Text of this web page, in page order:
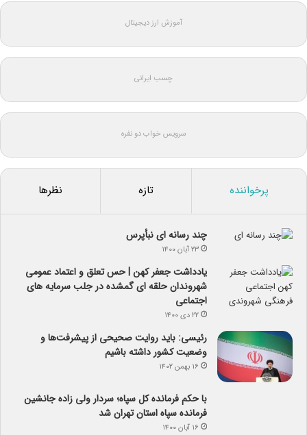
آموزش ارز دیجیتال
چسب ایرانی
سرویس خواب دو نفره
پرخواننده تازه نظرها
چند رسانه ای نبأپرس
۲۳ آبان ۱۴۰۰
یادداشت جعفر کهن | حس تعلق و اعتماد عمومی
شهروندان حلقه ای گمشده در جلب سرمایه های
اجتماعی
۲۲ دی ۱۴۰۰
رئیسی: باید روایت صحیحی از پیشرفت‌ها و
وضعیت کشور داشته باشیم
۱۶ بهمن ۱۴۰۲
با حکم فرمانده کل سپاه؛ سردار ولی زاده جانشین
فرمانده سپاه استان تهران شد
۱۶ آبان ۱۴۰۰